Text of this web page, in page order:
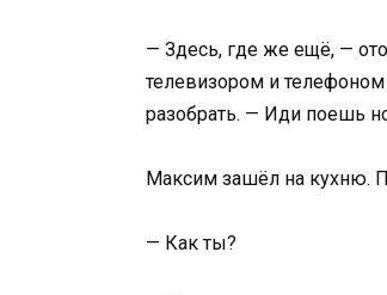
— Здесь, где же ещё, —
телевизором и
разобрать. — Иди поешь
Максим зашёл на кухню.
— Как ты?